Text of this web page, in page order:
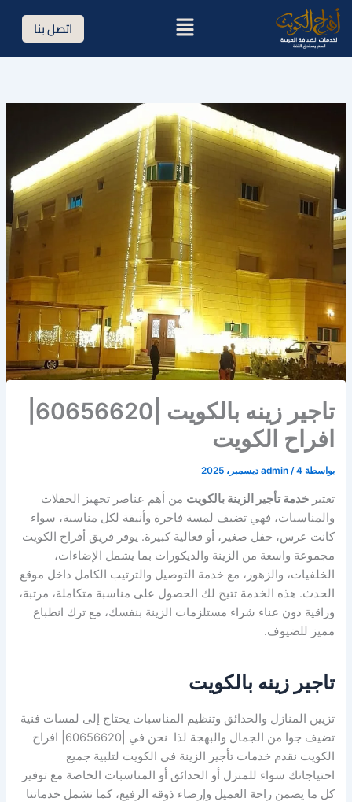
تخطي
إلى
المحتوى
القائمة اتصل بنا
افراح الكويت
بواسطة admin /4 ديسمبر، 2025
تعتبرخدمة تأجير الزينة بالكويت من أهم عناصر تجهيز الحفلات
والمناسبات، فهي تضيف لمسة فاخرة وأنيقة لكل مناسبة، سواء
كانت عرس، حفل صغير، أو فعالية كبيرة. يوفر فريق أفراح الكويت
مجموعة واسعة من الزينة والديكورات بما يشمل الإضاءات،
الخلفيات، والزهور، مع خدمة التوصيل والترتيب الكامل داخل موقع
الحدث. هذه الخدمة تتيح لك الحصول على مناسبة متكاملة، مرتبة،
وراقية دون عناء شراء مستلزمات الزينة بنفسك، مع ترك انطباع
مميز للضيوف.
تاجير زينه بالكويت
تزيين المنازل والحدائق وتنظيم المناسبات يحتاج إلى لمسات فنية
تضيف جوا من الجمال والبهجة لذا نحن في |60656620| افراح
الكويت نقدم خدمات تأجير الزينة في الكويت لتلبية جميع
احتياجاتك سواء للمنزل أو الحدائق أو المناسبات الخاصة مع توفير
كل ما يضمن راحة العميل وإرضاء ذوقه الرفيع، كما تشمل خدماتنا